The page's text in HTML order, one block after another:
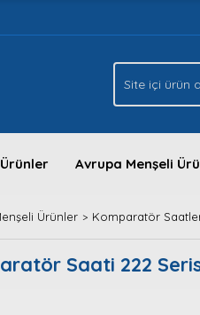
Avrupa Menşeli
Ürünler Komparatör
Saati 222